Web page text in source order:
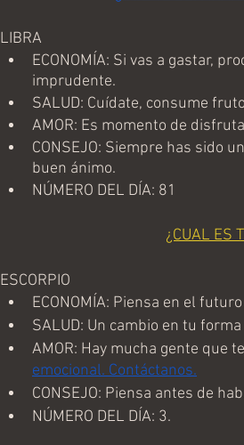
LIBRA
ECONOMÍA: Si vas a gastar,
imprudente.
SALUD: Cuídate, consume
AMOR: Es momento de
CONSEJO: Siempre has sido
buen ánimo.
NÚMERO DEL DÍA: 81
¿CUAL ES
ESCORPIO
ECONOMÍA: Piensa en el
SALUD: Un cambio en tu
AMOR: Hay mucha gente que
emocional. Contáctanos.
CONSEJO: Piensa antes de
NÚMERO DEL DÍA: 3.